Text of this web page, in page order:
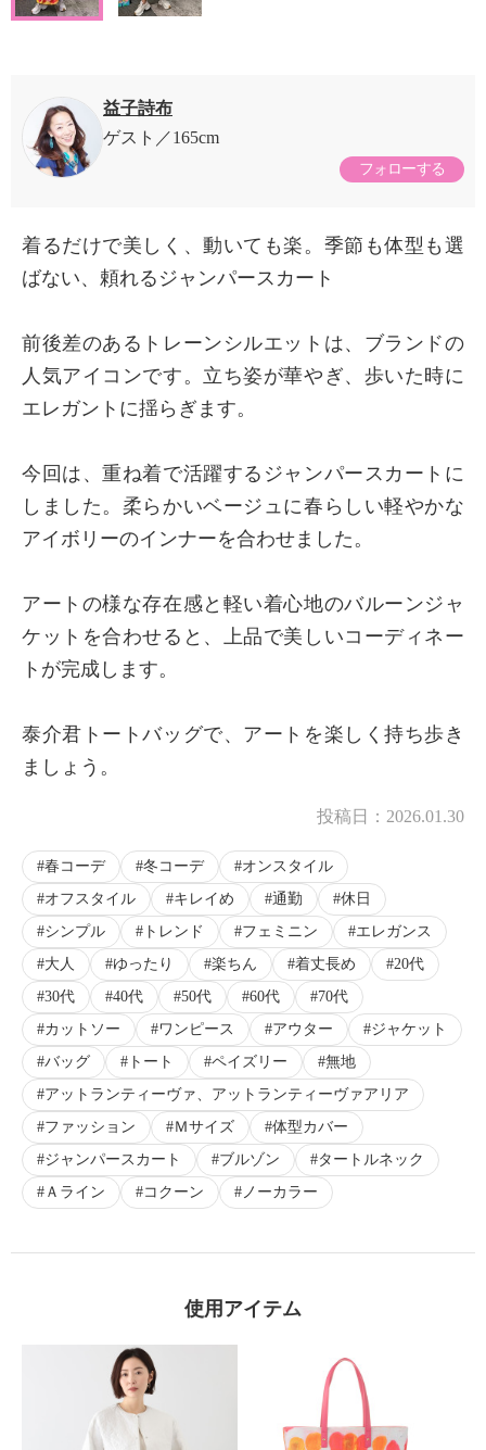
益子詩布
ゲスト
165cm
フォローする
着るだけで美しく、動いても楽。季節も体型も選
ばない、頼れるジャンパースカート
前後差のあるトレーンシルエットは、ブランドの
人気アイコンです。立ち姿が華やぎ、歩いた時に
エレガントに揺らぎます。
今回は、重ね着で活躍するジャンパースカートに
しました。柔らかいベージュに春らしい軽やかな
アイボリーのインナーを合わせました。
アートの様な存在感と軽い着心地のバルーンジャ
ケットを合わせると、上品で美しいコーディネー
トが完成します。
泰介君トートバッグで、アートを楽しく持ち歩き
ましょう。
投稿日： 2026.01.30
春コーデ 冬コーデ
オンスタイル
オフスタイル
キレイめ 通勤
休日
シンプル
トレンド フェミニン
エレガンス
大人
ゆったり 楽ちん 着丈長め
20代
30代
40代 50代 60代
70代
カットソー
ワンピース アウター
ジャケット
バッグ
トート ペイズリー
無地
アットランティーヴァ、アットランティーヴァアリア
ファッション
Ｍサイズ
体型カバー
ジャンパースカート
ブルゾン
タートルネック
Ａライン
コクーン ノーカラー
使用アイテム